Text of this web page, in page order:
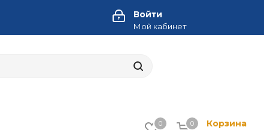
Войти
Мой кабинет
0 Корзина
0